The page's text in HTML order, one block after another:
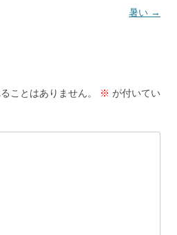
暑い →
ことはありません。 ※ が付いてい